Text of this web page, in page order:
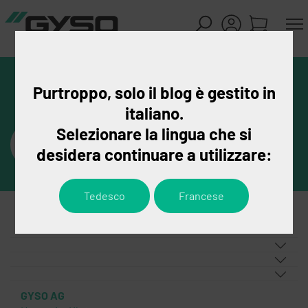
GYSO AG
Purtroppo, solo il blog è gestito in
italiano.
Selezionare la lingua che si
desidera continuare a utilizzare:
Tedesco Francese